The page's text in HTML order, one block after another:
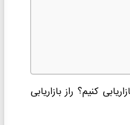
کنیم؟ راز بازاریابی